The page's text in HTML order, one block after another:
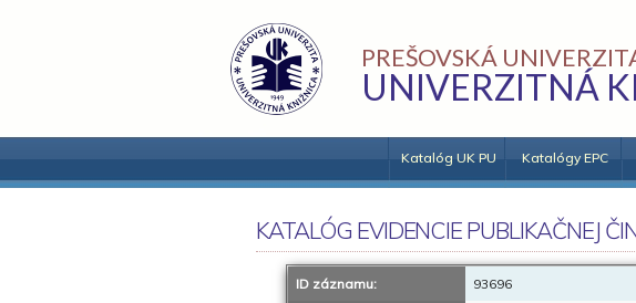
PREŠOVSKÁ
UNIVERZITNÁ
Katalóg UK PU Katalógy EPC
KATALÓG EVIDENCIE PUBLIKAČNEJ
ID záznamu: 93696